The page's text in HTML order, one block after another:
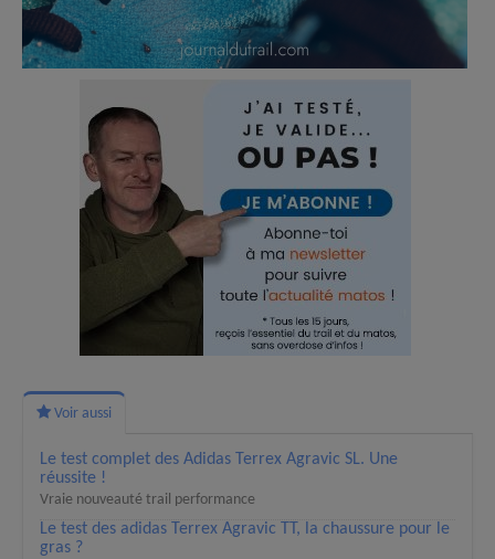
Voir aussi
Le test complet des Adidas Terrex Agravic SL. Une
réussite !
Vraie nouveauté trail performance
Le test des adidas Terrex Agravic TT, la chaussure pour le
gras ?